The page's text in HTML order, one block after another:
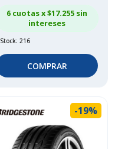
6 cuotas x $17.255 sin
intereses
Stock: 216
COMPRAR
-19%